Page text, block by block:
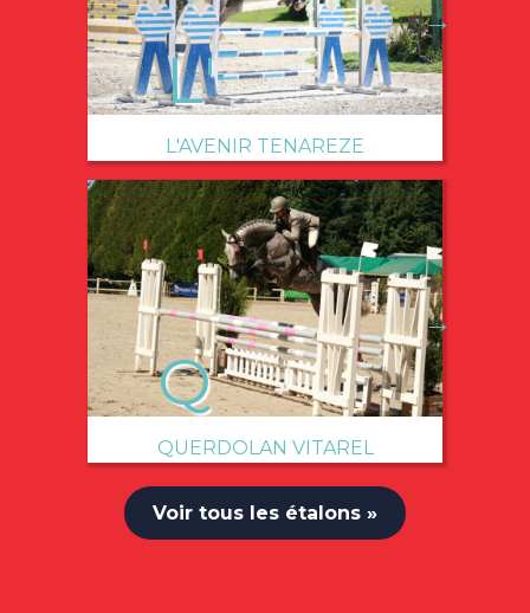
L'AVENIR TENAREZE
→
QUERDOLAN VITAREL
→
Voir tous les étalons »